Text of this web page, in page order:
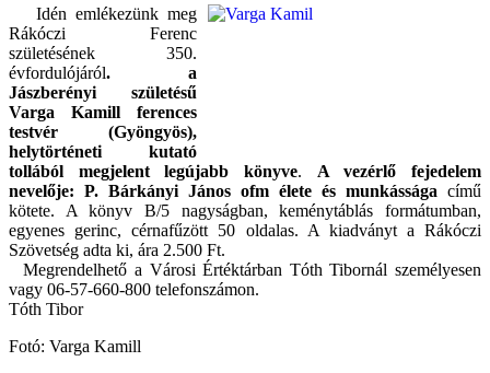
Idén emlékezünk meg
Rákóczi Ferenc
születésének 350.
évfordulójáról. a
Jászberényi születésű
Varga Kamill ferences
testvér (Gyöngyös),
helytörténeti kutató
tollából megjelent legújabb könyve. A vezérlő fejedelem
nevelője: P. Bárkányi János ofm élete és munkássága című
kötete. A könyv B/5 nagyságban, keménytáblás formátumban,
egyenes gerinc, cérnafűzött 50 oldalas. A kiadványt a Rákóczi
Szövetség adta ki, ára 2.500 Ft.
Megrendelhető a Városi Értéktárban Tóth Tibornál személyesen
vagy 06-57-660-800 telefonszámon.
Tóth Tibor
Fotó: Varga Kamill